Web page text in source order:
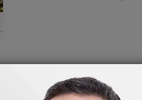
e da satisfação em
Sato